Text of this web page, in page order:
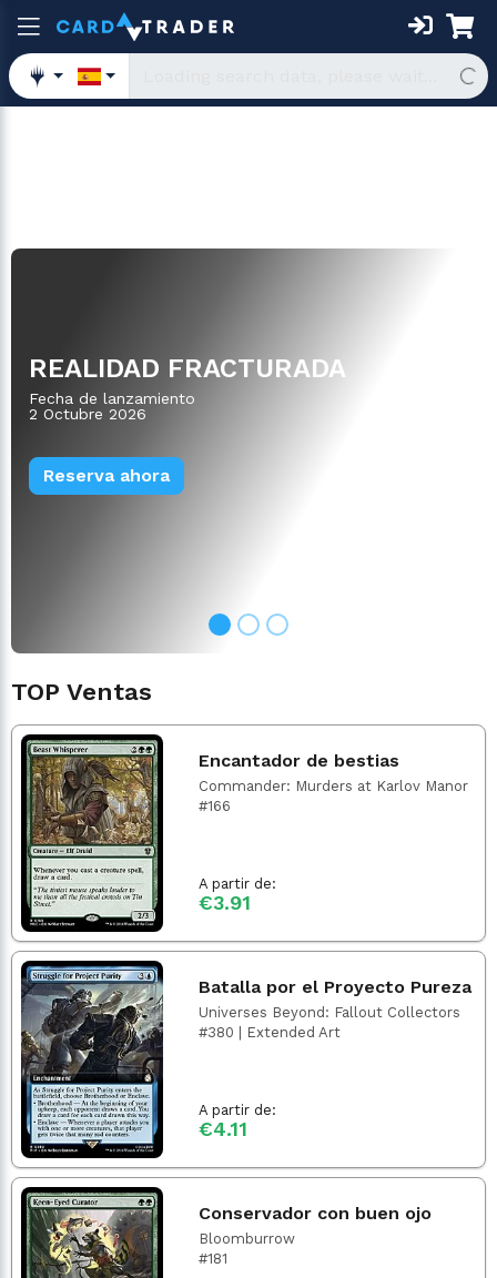
REALIDAD FRACTURADA
Fecha de lanzamiento
2 Octubre 2026
Reserva ahora
TOP Ventas
Encantador de bestias
Commander: Murders at Karlov Manor
#166
A partir de:
€3.91
Batalla por el Proyecto Pureza
Universes Beyond: Fallout Collectors
#380 | Extended Art
A partir de:
€4.11
Conservador con buen ojo
Bloomburrow
#181